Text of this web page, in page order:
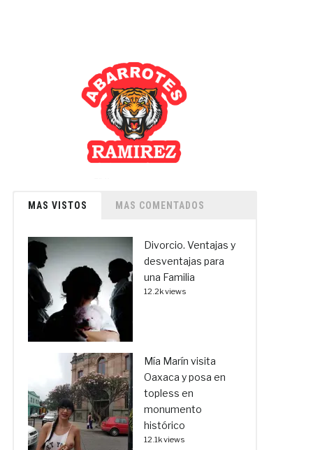
MAS VISTOS MAS COMENTADOS
Divorcio. Ventajas y
desventajas para
una Familia
12.2k views
Mía Marín visita
Oaxaca y posa en
topless en
monumento
histórico
12.1k views